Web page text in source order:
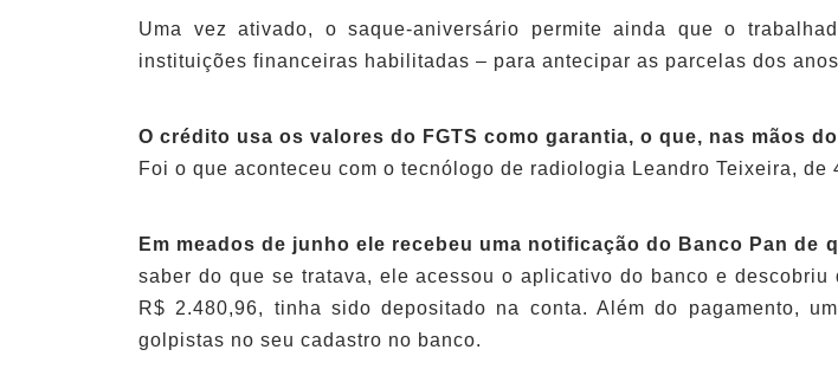
Uma vez ativado, o saque-aniversário permite ainda que o
instituições financeiras habilitadas – para antecipar as parcelas dos
O crédito usa os valores do FGTS como garantia, o que, nas mãos
Foi o que aconteceu com o tecnólogo de radiologia Leandro Teixeira, de
Em meados de junho ele recebeu uma notificação do Banco Pan de
saber do que se tratava, ele acessou o aplicativo do banco e
R$ 2.480,96, tinha sido depositado na conta. Além do pagamento,
golpistas no seu cadastro no banco.